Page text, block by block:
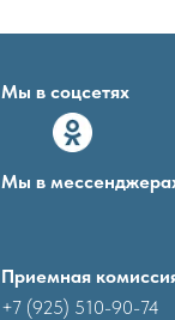
+7 (925) 510-90-74
Приемная
Мы в соцсетях
Мы в